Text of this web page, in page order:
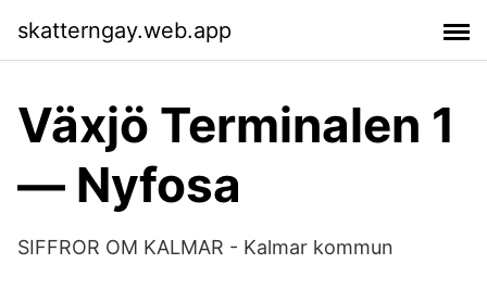
skatterngay.web.app
Växjö Terminalen 1
— Nyfosa
SIFFROR OM KALMAR - Kalmar kommun